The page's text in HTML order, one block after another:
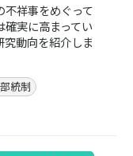
祥事をめぐって
実に高まってい
動向を紹介しま
統制